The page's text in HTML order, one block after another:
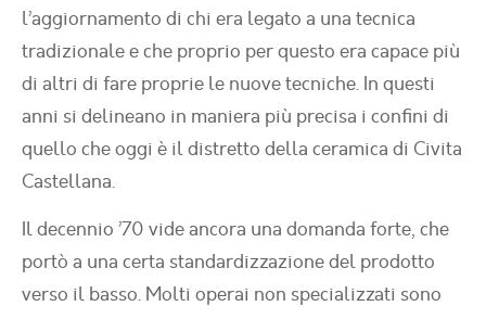
l’aggiornamento di chi era legato a una tecnica
tradizionale e che proprio per questo era capace più
di altri di fare proprie le nuove tecniche. In questi
anni si delineano in maniera più precisa i confini di
quello che oggi è il distretto della ceramica di Civita
Castellana.
Il decennio ’70 vide ancora una domanda forte, che
portò a una certa standardizzazione del prodotto
verso il basso. Molti operai non specializzati sono